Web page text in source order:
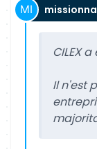
CILEX
Il n'est